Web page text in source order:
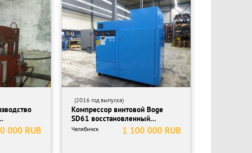
000 RUB
(2016 год выпуска)
Компрессор винтовой Boge
SD61 восстановленный...
1 100 000 RUB
Челябинск